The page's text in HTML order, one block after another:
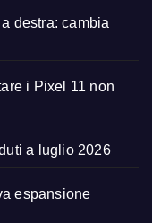
destra: cambia
i Pixel 11 non
a luglio 2026
espansione